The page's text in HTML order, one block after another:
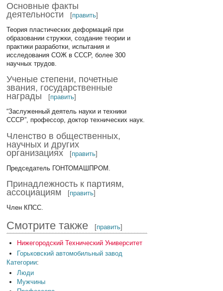
Основные факты
деятельности
[править]
Теория пластических деформаций при
образовании стружки, создание теории и
практики разработки, испытания и
исследования СОЖ в СССР, более 300
научных трудов.
Ученые степени, почетные
звания, государственные
награды
[править]
“Заслуженный деятель науки и техники
СССР”, профессор, доктор технических наук.
Членство в общественных,
научных и других
организациях
[править]
Председатель ГОНТОМАШПРОМ.
Принадлежность к партиям,
ассоциациям
[править]
Член КПСС.
Смотрите также [править]
Нижегородский Технический Университет
Горьковский автомобильный завод
Категории:
Люди
Мужчины